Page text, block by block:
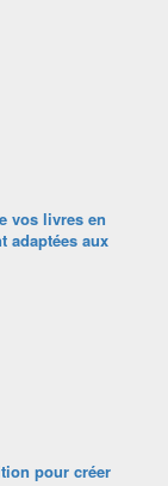
vos livres en
adaptées aux
pour créer